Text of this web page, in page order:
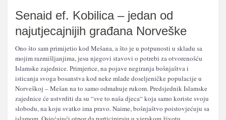
Senaid ef. Kobilica – jedan od
najutjecajnijih građana Norveške
Ono što sam primijetio kod Mešana, a što je u potpunosti u skladu sa
mojim razmišljanjima, jesu njegovi stavovi o potrebi za otvorenošću
Islamske zajednice. Primjerice, na pojave negiranja bošnjaštva i
isticanja svoga bosanstva kod neke mlađe doseljeničke populacije u
Norveškoj – Mešan na to samo odmahuje rukom. Predsjednik Islamske
zajednice će ustvrditi da su “sve to naša djeca“ koja samo koriste svoju
slobodu, na koju svatko ima pravo. Naime, bošnjaštvo poistovjećuju sa